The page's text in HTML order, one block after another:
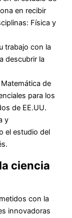
en recibir
Física y
trabajo con la
descubrir la
Matemática de
para los
de EE.UU.
y
el estudio del
ciencia
con la
innovadoras